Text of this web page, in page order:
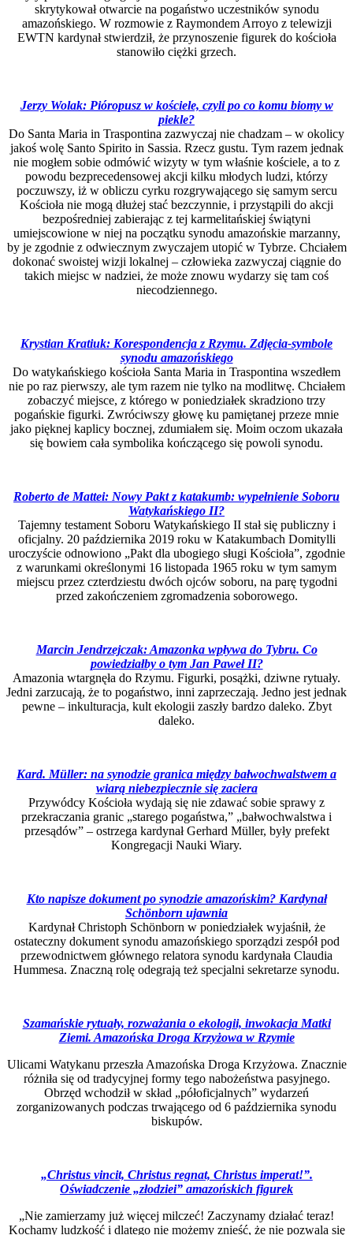
skrytykował otwarcie na pogaństwo uczestników synodu
amazońskiego. W rozmowie z Raymondem Arroyo z telewizji
EWTN kardynał stwierdził, że przynoszenie figurek do kościoła
stanowiło ciężki grzech.
Jerzy Wolak: Pióropusz w kościele, czyli po co komubiomy w
piekle?
Do Santa Maria in Traspontina zazwyczaj nie chadzam – w okolicy
jakoś wolę Santo Spirito in Sassia. Rzecz gustu. Tym razem jednak
nie mogłem sobie odmówić wizyty w tym właśnie kościele, a to z
powodu bezprecedensowej akcji kilku młodych ludzi, którzy
poczuwszy, iż w obliczu cyrku rozgrywającego się samym sercu
Kościoła nie mogą dłużej stać bezczynnie, i przystąpili do akcji
bezpośredniej zabierając z tej karmelitańskiej świątyni
umiejscowione w niej na początku synodu amazońskie marzanny,
by je zgodnie z odwiecznym zwyczajem utopić w Tybrze. Chciałem
dokonać swoistej wizji lokalnej – człowieka zazwyczaj ciągnie do
takich miejsc w nadziei, że może znowu wydarzy się tam coś
niecodziennego.
Krystian Kratiuk: Korespondencja z Rzymu. Zdjęcia-symbole
synodu amazońskiego
Do watykańskiego kościoła Santa Maria in Traspontina wszedłem
nie po raz pierwszy, ale tym razem nie tylko na modlitwę. Chciałem
zobaczyć miejsce, z którego w poniedziałek skradziono trzy
pogańskie figurki. Zwróciwszy głowę ku pamiętanej przeze mnie
jako pięknej kaplicy bocznej, zdumiałem się. Moim oczom ukazała
się bowiem cała symbolika kończącego się powoli synodu.
Roberto de Mattei: Nowy Pakt z katakumb: wypełnienie Soboru
Watykańskiego II?
Tajemny testament Soboru Watykańskiego II stał się publiczny i
oficjalny. 20 października 2019 roku w Katakumbach Domitylli
uroczyście odnowiono „Pakt dla ubogiego sługi Kościoła”, zgodnie
z warunkami określonymi 16 listopada 1965 roku w tym samym
miejscu przez czterdziestu dwóch ojców soboru, na parę tygodni
przed zakończeniem zgromadzenia soborowego.
Marcin Jendrzejczak: Amazonka wpływa do Tybru. Co
powiedziałbyo tym Jan Paweł II?
Amazonia wtargnęła do Rzymu. Figurki, posążki, dziwne rytuały.
Jedni zarzucają, że to pogaństwo, inni zaprzeczają. Jedno jest jednak
pewne – inkulturacja, kult ekologii zaszły bardzo daleko. Zbyt
daleko.
Kard. Müller: na synodzie granica między bałwochwalstwem a
wiarą niebezpiecznie się zaciera
Przywódcy Kościoła wydają się nie zdawać sobie sprawy z
przekraczania granic „starego pogaństwa,” „bałwochwalstwa i
przesądów” – ostrzega kardynał Gerhard Müller, były prefekt
Kongregacji Nauki Wiary.
Kto napisze dokument po synodzie amazońskim? Kardynał
Schönborn ujawnia
Kardynał Christoph Schönborn w poniedziałek wyjaśnił, że
ostateczny dokument synodu amazońskiego sporządzi zespół pod
przewodnictwem głównego relatora synodu kardynała Claudia
Hummesa. Znaczną rolę odegrają też specjalni sekretarze synodu.
Szamańskie rytuały, rozważania o ekologii, inwokacja Matki
Ziemi. Amazońska Droga Krzyżowa w Rzymie
Ulicami Watykanu przeszła Amazońska Droga Krzyżowa. Znacznie
różniła się od tradycyjnej formy tego nabożeństwa pasyjnego.
Obrzęd wchodził w skład „półoficjalnych” wydarzeń
zorganizowanych podczas trwającego od 6 października synodu
biskupów.
„Christus vincit, Christus regnat, Christus imperat!”.
Oświadczenie „złodziei” amazońskich figurek
„Nie zamierzamy już więcej milczeć! Zaczynamy działać teraz!
Kochamy ludzkość i dlatego nie możemy znieść, że nie pozwala się